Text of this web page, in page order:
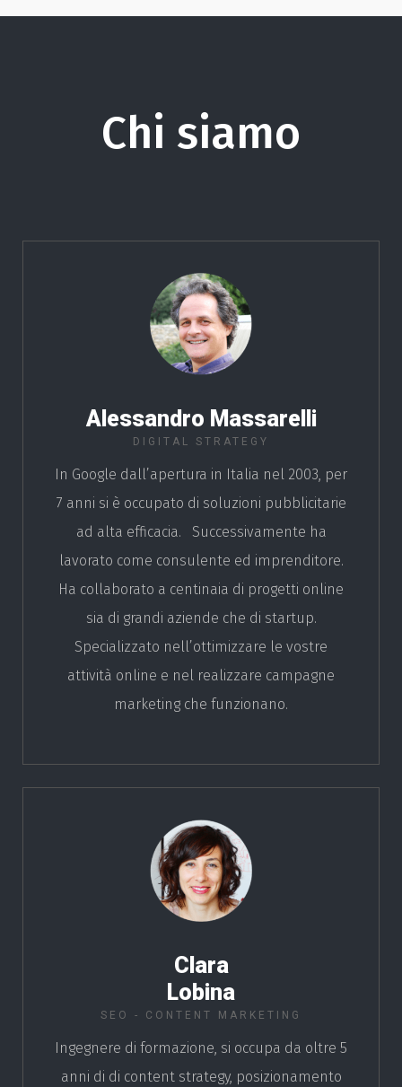
Chi siamo
Alessandro Massarelli
DIGITAL STRATEGY
In Google dall’apertura in Italia nel 2003, per
7 anni si è occupato di soluzioni pubblicitarie
ad alta efficacia. Successivamente ha
lavorato come consulente ed imprenditore.
Ha collaborato a centinaia di progetti online
sia di grandi aziende che di startup.
Specializzato nell’ottimizzare le vostre
attività online e nel realizzare campagne
marketing che funzionano.
Clara
Lobina
SEO - CONTENT MARKETING
Ingegnere di formazione, si occupa da oltre 5
anni di di content strategy, posizionamento